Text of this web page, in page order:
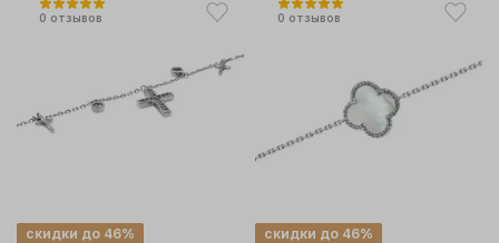
0 отзывов
скидки до 46%
0 отзывов
скидки до 46%